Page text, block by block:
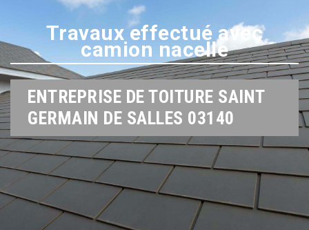
Travaux effectué avec
camion nacelle
ENTREPRISE DE TOITURE SAINT
GERMAIN DE SALLES 03140